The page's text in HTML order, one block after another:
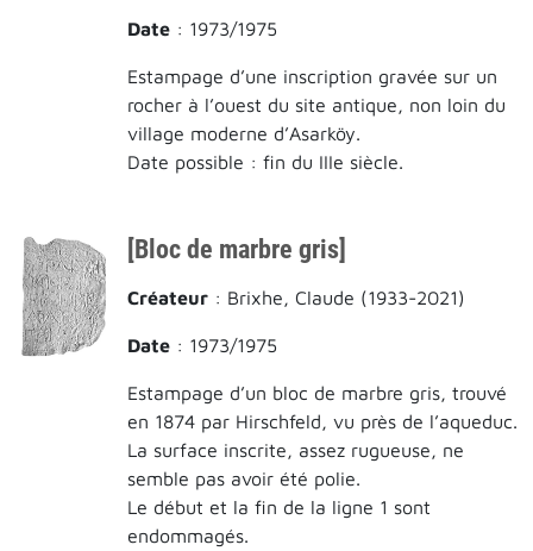
Date : 1973/1975
Estampage d’une inscription gravée sur un
rocher à l’ouest du site antique, non loin du
village moderne d’Asarköy.
Date possible : fin du IIIe siècle.
[Bloc de marbre gris]
Créateur : Brixhe, Claude (1933-2021)
Date : 1973/1975
Estampage d’un bloc de marbre gris, trouvé
en 1874 par Hirschfeld, vu près de l’aqueduc.
La surface inscrite, assez rugueuse, ne
semble pas avoir été polie.
Le début et la fin de la ligne 1 sont
endommagés.